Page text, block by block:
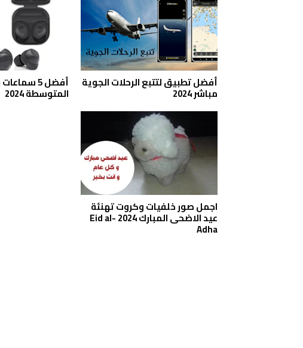
أفضل تطبيق لتتبع الرحلات الجوية
مباشر 2024
أفضل 5
المتوسطة 2024
اجمل صور خلفيات وكروت تهنئة
عيد الاضحى المبارك 2024 Eid al-
Adha